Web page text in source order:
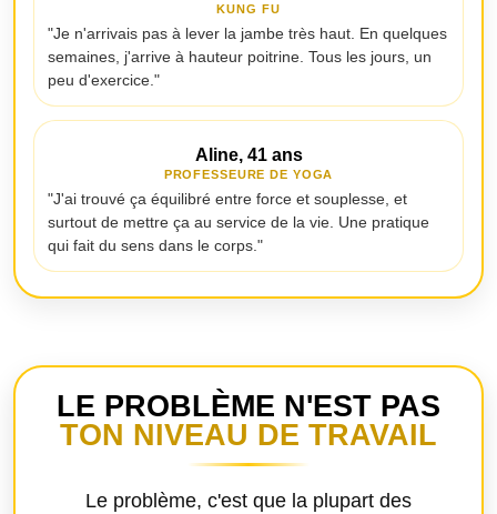
KUNG FU
"Je n'arrivais pas à lever la jambe très haut. En quelques
semaines, j'arrive à hauteur poitrine. Tous les jours, un
peu d'exercice."
Aline, 41 ans
PROFESSEURE DE YOGA
"J'ai trouvé ça équilibré entre force et souplesse, et
surtout de mettre ça au service de la vie. Une pratique
qui fait du sens dans le corps."
LE PROBLÈME N'EST PAS
TON NIVEAU DE TRAVAIL
Le problème, c'est que la plupart des